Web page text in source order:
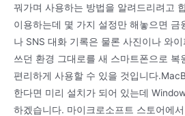
꿔가며 사용하는 방법을 알려드리려고
이용하는데 몇 가지 설정만 해놓으면 금
나 SNS 대화 기록은 물론 사진이나 와
쓰던 환경 그대로를 새 스마트폰으로 복
편리하게 사용할 수 있을 것입니다
한다면 미리 설치가 되어 있는데
하겠습니다. 마이크로소프트 스토어에